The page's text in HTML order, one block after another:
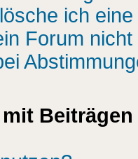
ich
Forum